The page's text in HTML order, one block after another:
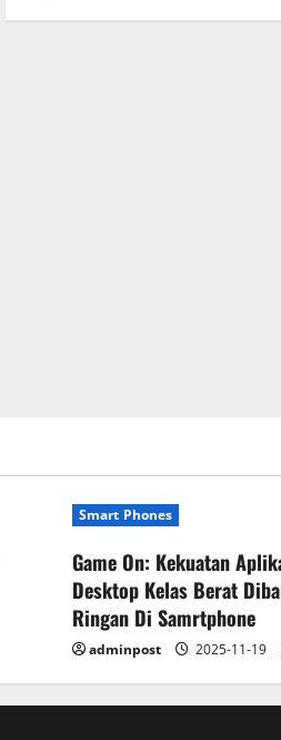
Smart Phones
Game On: Kekuatan
Desktop Kelas Berat
Ringan Di Samrtphone
adminpost 2025-11-19